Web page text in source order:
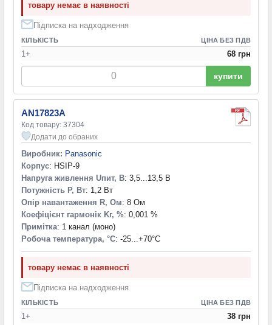
товару немає в наявності
Підписка на надходження
КІЛЬКІСТЬ ЦІНА БЕЗ ПДВ
1+ 68 грн
купити
AN17823A
Код товару: 37304
Додати до обраних
Виробник: Panasonic
Корпус: HSIP-9
Напруга живлення Uпит, В: 3,5...13,5 В
Потужність P, Вт: 1,2 Вт
Опір навантаження R, Ом: 8 Ом
Коефіцієнт гармонік Kг, %: 0,001 %
Примітка: 1 канал (моно)
Робоча температура, °С: -25...+70°С
товару немає в наявності
Підписка на надходження
КІЛЬКІСТЬ ЦІНА БЕЗ ПДВ
1+
38 грн